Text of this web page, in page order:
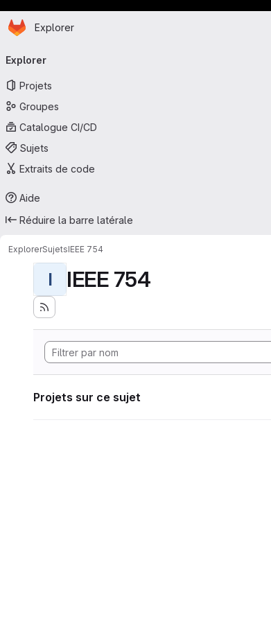
Passer au contenu principal
Page d'accueil
Explorer
principale
Explorer
Projets
Groupes
Catalogue CI/CD
Sujets
Extraits de code
Aide
Réduire la barre latérale
ExplorerSujetsIEEE 754
I IEEE 754
Projets sur ce sujet